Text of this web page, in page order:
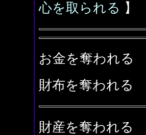
心を取られる 】
お金を奪われる
財布を奪われる
財産を奪われる